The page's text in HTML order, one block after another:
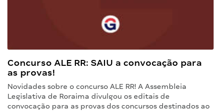
Concurso ALE RR: SAIU a convocação para
as provas!
Novidades sobre o concurso ALE RR! A Assembleia
Legislativa de Roraima divulgou os editais de
convocação para as provas dos concursos destinados ao